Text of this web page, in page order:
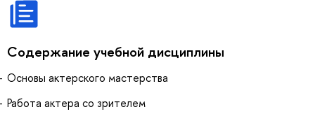
Содержание учебной дисциплины
Основы актерского мастерства
Работа актера со зрителем